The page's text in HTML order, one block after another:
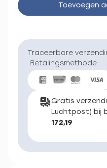
Toevoegen
Traceerbare
Betalingsmethode:
Gratis
Luchtpost) bij
172,19